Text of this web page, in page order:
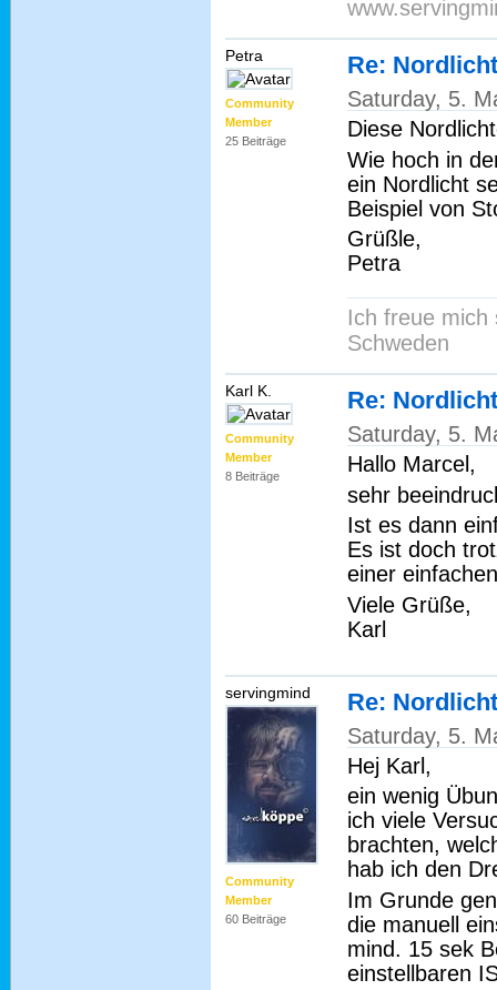
Petra
Community
Member
25 Beiträge
Re:
Saturday, 5.
Diese
Wie hoch in
ein Nordlicht
Beispiel von
Grüßle,
Petra
Ich freue mich
Schweden
Karl K.
Community
Member
8 Beiträge
Re:
Saturday, 5.
Hallo Marcel,
sehr
Ist es dann
Es ist doch
einer
Viele Grüße,
Karl
servingmind
Community
Member
60 Beiträge
Re:
Saturday, 5.
Hej Karl,
ein wenig
ich viele
brachten,
hab ich den
Im Grunde
die manuell
mind. 15 sek
einstellbaren